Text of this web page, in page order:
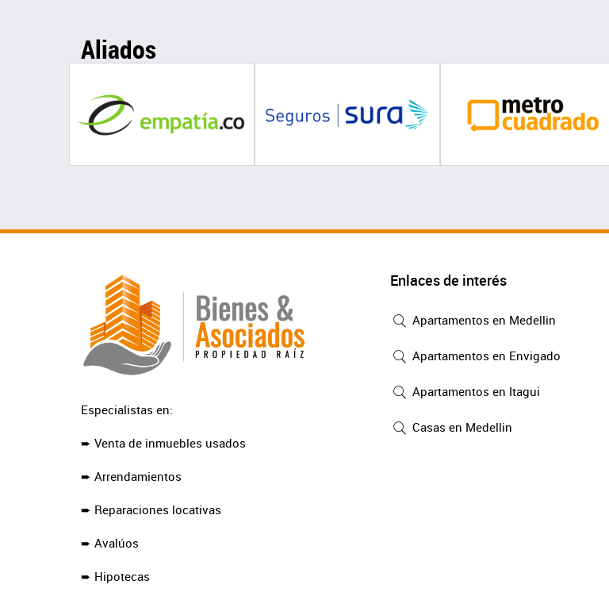
Aliados
Especialistas en:
➨ Venta de inmuebles usados
➨ Arrendamientos
➨ Reparaciones locativas
➨ Avalúos
➨ Hipotecas
Enlaces de interés
Apartamentos en Medellin
Apartamentos en Envigado
Apartamentos en Itagui
Casas en Medellin